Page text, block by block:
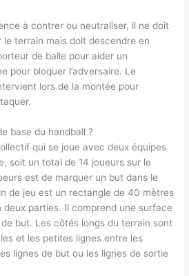
à contrer ou neutraliser, il ne doit
le terrain mais doit descendre en
de balle pour aider un
pour bloquer l’adversaire. Le
lors de la montée pour
base du handball ?
qui se joue avec deux équipes
soit un total de 14 joueurs sur le
est de marquer un but dans le
de jeu est un rectangle de 40 mètres
parties. Il comprend une surface
but. Les côtés longs du terrain sont
et les petites lignes entre les
lignes de but ou les lignes de sortie